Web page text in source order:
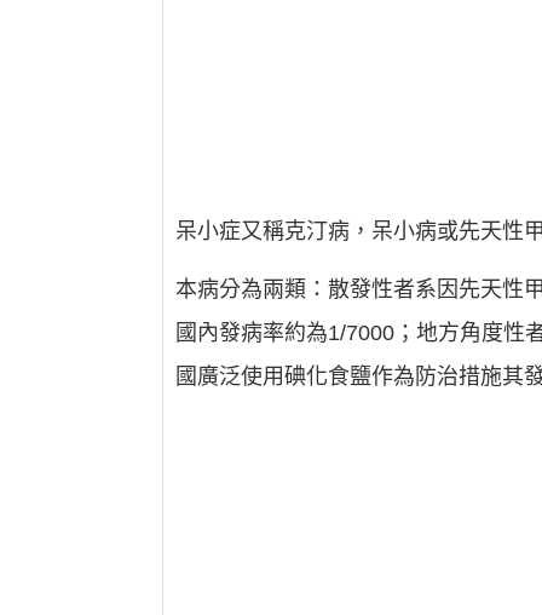
呆小症又稱克汀病，呆小病或先天性
本病分為兩類：散發性者系因先天性
國內發病率約為1/7000；地方角度性
國廣泛使用碘化食鹽作為防治措施其